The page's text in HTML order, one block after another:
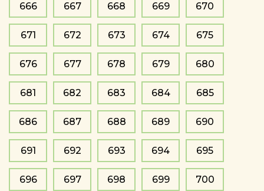
666 667 668 669 670
671 672 673 674 675
676 677 678 679 680
681 682 683 684 685
686 687 688 689 690
691 692 693 694 695
696 697 698 699 700